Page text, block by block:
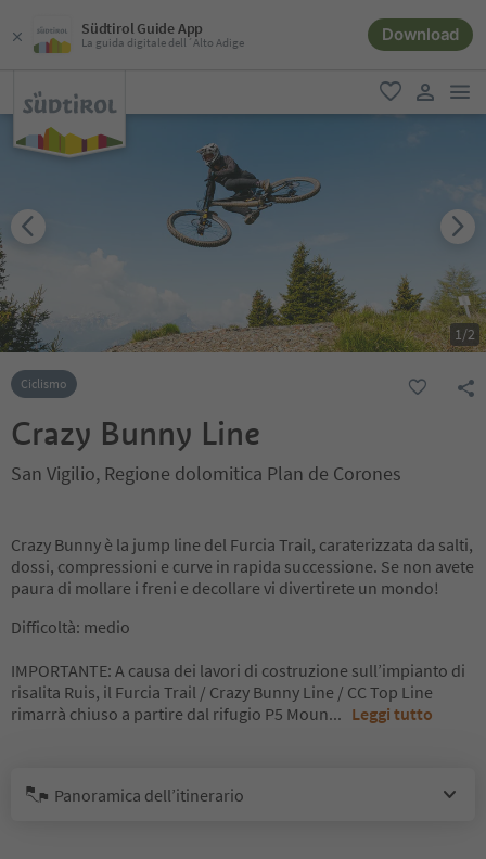
Südtirol Guide App
La guida digitale dell´Alto Adige Download
favoriti
user link
1/2
Ciclismo
Crazy Bunny Line
San Vigilio, Regione dolomitica Plan de Corones
Crazy Bunny è la jump line del Furcia Trail, caraterizzata da salti,
dossi, compressioni e curve in rapida successione. Se non avete
paura di mollare i freni e decollare vi divertirete un mondo!
Difficoltà: medio
IMPORTANTE: A causa dei lavori di costruzione sull’impianto di
risalita Ruis, il Furcia Trail / Crazy Bunny Line / CC Top Line
rimarrà chiuso a partire dal rifugio P5 Moun... Leggi tutto
Panoramica dell’itinerario